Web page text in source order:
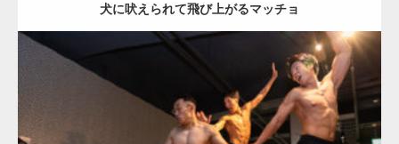
犬に吠えられて飛び上がるマッチョ
Update:2025.10.30
科学技術館のマッチョ オレンジの人 AKIHITO(細マッチョ)